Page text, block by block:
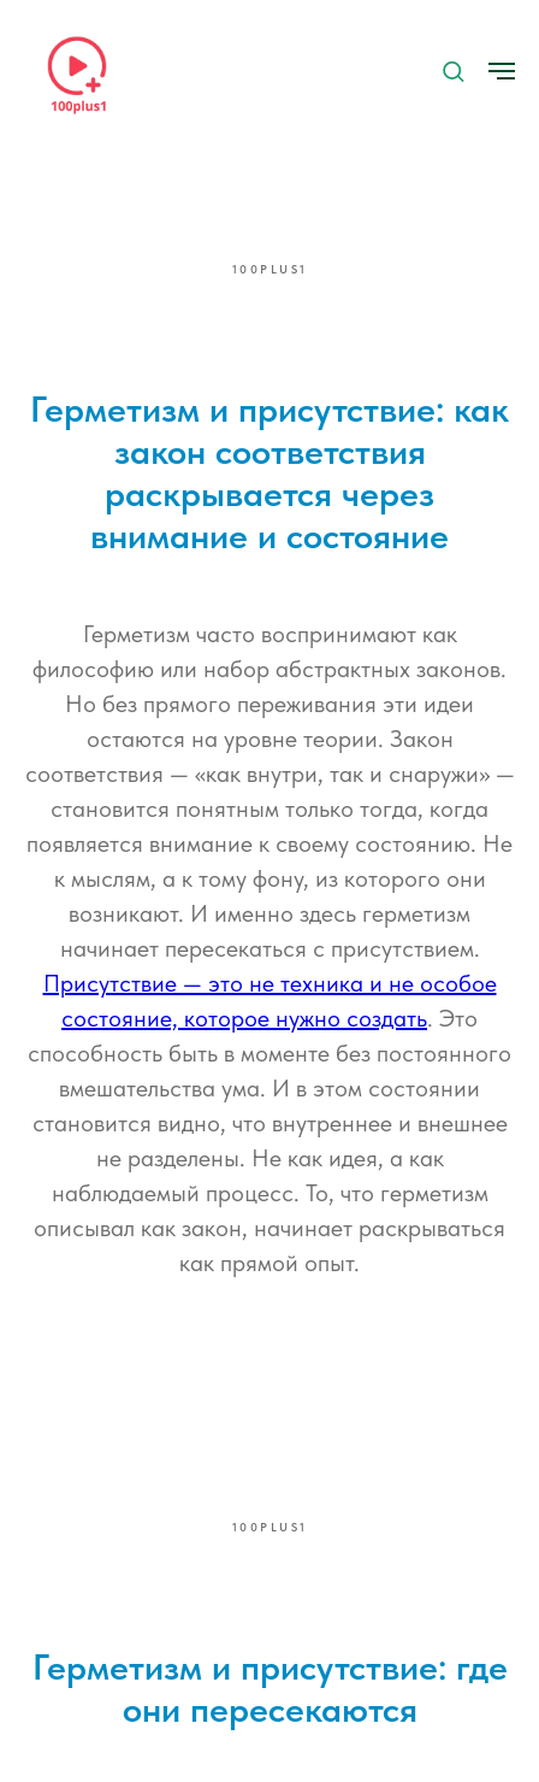
100PLUS1
Герметизм и присутствие: как
закон соответствия
раскрывается через
внимание и состояние
Герметизм часто воспринимают как
философию или набор абстрактных законов.
Но без прямого переживания эти идеи
остаются на уровне теории. Закон
соответствия — «как внутри, так и снаружи» —
становится понятным только тогда, когда
появляется внимание к своему состоянию. Не
к мыслям, а к тому фону, из которого они
возникают. И именно здесь герметизм
начинает пересекаться с присутствием.
Присутствие — это не техника и не особое
состояние, которое нужно создать. Это
способность быть в моменте без постоянного
вмешательства ума. И в этом состоянии
становится видно, что внутреннее и внешнее
не разделены. Не как идея, а как
наблюдаемый процесс. То, что герметизм
описывал как закон, начинает раскрываться
как прямой опыт.
100PLUS1
Герметизм и присутствие: где
они пересекаются